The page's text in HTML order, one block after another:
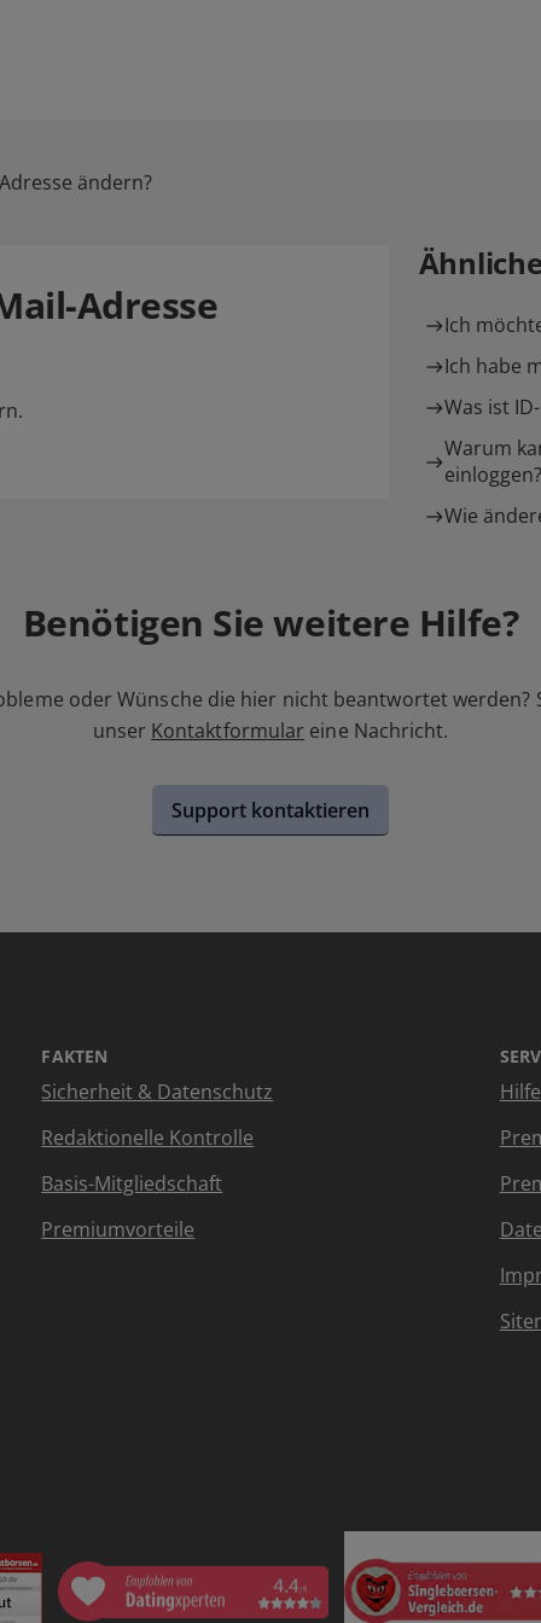
ändern?
Adresse
Ich
Ich habe
Was ist
Warum
einloggen?
Wie
Benötigen Sie weitere Hilfe?
oder Wünsche die hier nicht beantwortet werden?
unser Kontaktformular eine Nachricht.
Support kontaktieren
FAKTEN
Sicherheit & Datenschutz
Redaktionelle Kontrolle
Basis-Mitgliedschaft
Premiumvorteile